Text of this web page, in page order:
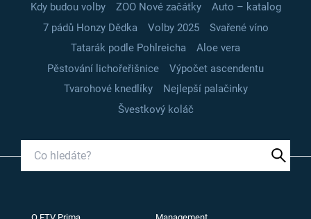
Kdy budou volby
ZOO Nové začátky
Auto – katalog
7 pádů Honzy Dědka
Volby 2025
Svařené víno
Tatarák podle Pohlreicha
Aloe vera
Pěstování lichořeřišnice
Výpočet ascendentu
Tvarohové knedlíky
Nejlepší palačinky
Švestkový koláč